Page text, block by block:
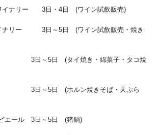
リー 3日・4日 (ワイン試飲販売)
ー 3日～5日 (ワイン試飲販売・焼き
5日 (タイ焼き・綿菓子・タコ焼
5日 (ホルン焼きそば・天ぷら
ル 3日～5日 (猪鍋)